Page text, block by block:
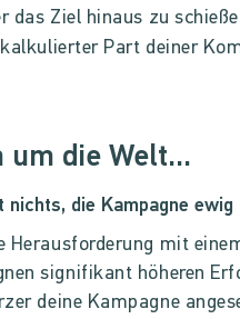
das Ziel hinaus zu
Part deiner
um die Welt...
nichts, die Kampagne
Herausforderung mit
signifikant höheren
deine Kampagne